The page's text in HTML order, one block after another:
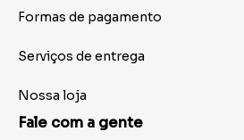
Formas de pagamento
Serviços de entrega
Nossa loja
Fale com a gente